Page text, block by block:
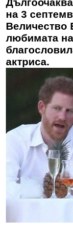
на 3
Величество
любимата
актриса.